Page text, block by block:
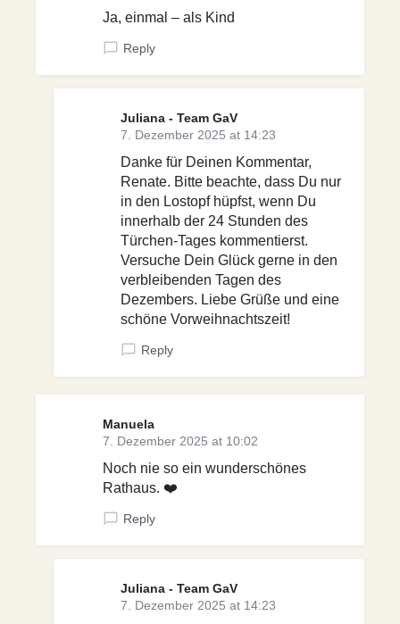
Ja, einmal – als Kind
Reply
Juliana - Team GaV
7. Dezember 2025 at 14:23
Danke für Deinen Kommentar,
Renate. Bitte beachte, dass Du nur
in den Lostopf hüpfst, wenn Du
innerhalb der 24 Stunden des
Türchen-Tages kommentierst.
Versuche Dein Glück gerne in den
verbleibenden Tagen des
Dezembers. Liebe Grüße und eine
schöne Vorweihnachtszeit!
Reply
Manuela
7. Dezember 2025 at 10:02
Noch nie so ein wunderschönes
Rathaus. ❤️
Reply
Juliana - Team GaV
7. Dezember 2025 at 14:23